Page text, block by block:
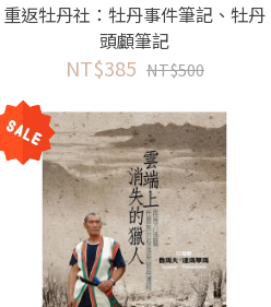
重返牡丹社：牡丹事件筆記、牡丹
頭顱筆記
NT$385 NT$500